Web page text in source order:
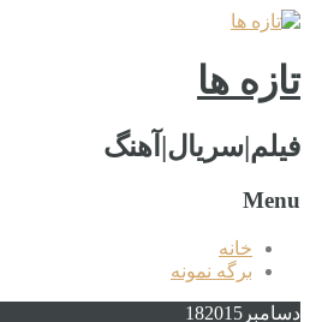
تازه ها
فیلم|سریال|آهنگ
Menu
خانه
برگه نمونه
دسامبر 182015